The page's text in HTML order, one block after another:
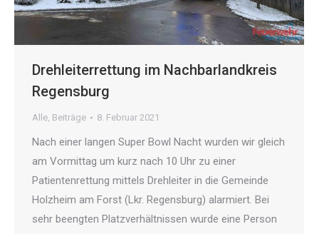
Drehleiterrettung im Nachbarlandkreis
Regensburg
Alle, Beiträge 8. Februar 2021
Nach einer langen Super Bowl Nacht wurden wir gleich
am Vormittag um kurz nach 10 Uhr zu einer
Patientenrettung mittels Drehleiter in die Gemeinde
Holzheim am Forst (Lkr. Regensburg) alarmiert. Bei
sehr beengten Platzverhältnissen wurde eine Person